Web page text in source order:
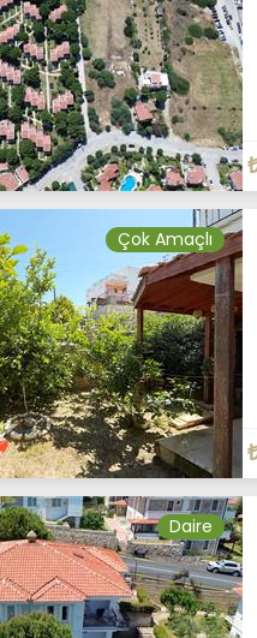
Çok Amaçlı
Daire